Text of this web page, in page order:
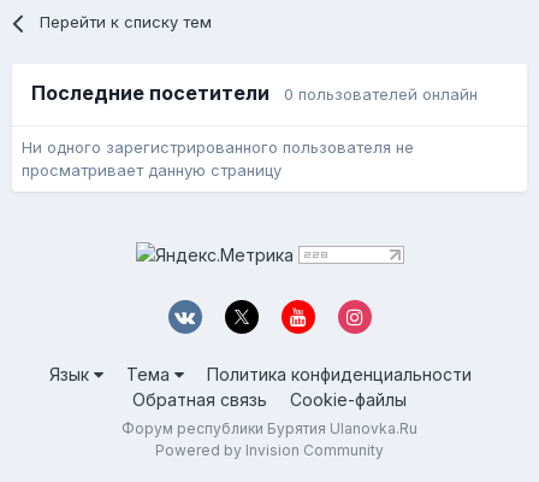
Перейти к списку тем
Последние посетители 0 пользователей онлайн
Ни одного зарегистрированного пользователя не
просматривает данную страницу
Язык Тема
Политика конфиденциальности
Обратная связь
Cookie-файлы
Форум республики Бурятия Ulanovka.Ru
Powered by Invision Community